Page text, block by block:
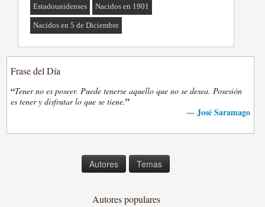
Estadounidenses Nacidos en 1901
Nacidos en 5 de Diciembre
Frase del Día
“Tener no es poseer. Puede tenerse aquello que no se desea. Posesión
es tener y disfrutar lo que se tiene.”
— José Saramago
Autores Temas
Autores populares